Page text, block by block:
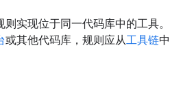
实现位于同一代码库中的工具。
或其他代码库，规则应从工具链中